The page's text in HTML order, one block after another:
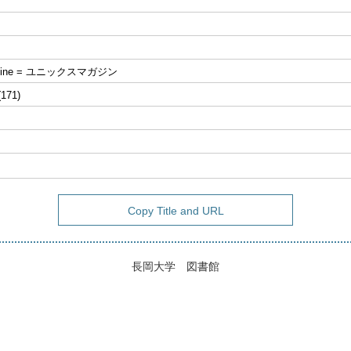
= ユニックスマガジン
Copy Title and URL
長岡大学 図書館